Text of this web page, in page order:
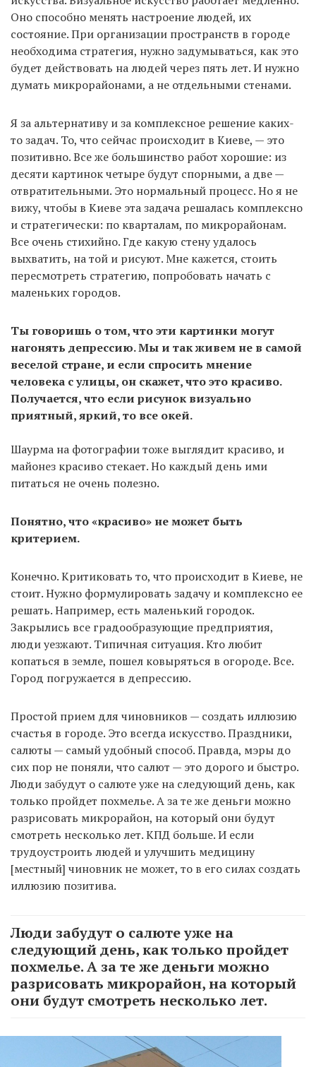
Оно способно менять настроение людей, их
состояние. При организации пространств в городе
необходима стратегия, нужно задумываться, как это
будет действовать на людей через пять лет. И нужно
думать микрорайонами, а не отдельными стенами.
Я за альтернативу и за комплексное решение каких-
то задач. То, что сейчас происходит в Киеве, — это
позитивно. Все же большинство работ хорошие: из
десяти картинок четыре будут спорными, а две —
отвратительными. Это нормальный процесс. Но я не
вижу, чтобы в Киеве эта задача решалась комплексно
и стратегически: по кварталам, по микрорайонам.
Все очень стихийно. Где какую стену удалось
выхватить, на той и рисуют. Мне кажется, стоить
пересмотреть стратегию, попробовать начать с
маленьких городов.
Ты говоришь о том, что эти картинки могут
нагонять депрессию. Мы и так живем не в самой
веселой стране, и если спросить мнение
человека с улицы, он скажет, что это красиво.
Получается, что если рисунок визуально
приятный, яркий, то все окей.
Шаурма на фотографии тоже выглядит красиво, и
майонез красиво стекает. Но каждый день ими
питаться не очень полезно.
Понятно, что «красиво» не может быть
критерием.
Конечно. Критиковать то, что происходит в Киеве, не
стоит. Нужно формулировать задачу и комплексно ее
решать. Например, есть маленький городок.
Закрылись все градообразующие предприятия,
люди уезжают. Типичная ситуация. Кто любит
копаться в земле, пошел ковыряться в огороде. Все.
Город погружается в депрессию.
Простой прием для чиновников — создать иллюзию
счастья в городе. Это всегда искусство. Праздники,
салюты — самый удобный способ. Правда, мэры до
сих пор не поняли, что салют — это дорого и быстро.
Люди забудут о салюте уже на следующий день, как
только пройдет похмелье. А за те же деньги можно
разрисовать микрорайон, на который они будут
смотреть несколько лет. КПД больше. И если
трудоустроить людей и улучшить медицину
[местный] чиновник не может, то в его силах создать
иллюзию позитива.
Люди забудут о салюте уже на
следующий день, как только пройдет
похмелье. А за те же деньги можно
разрисовать микрорайон, на который
они будут смотреть несколько лет.